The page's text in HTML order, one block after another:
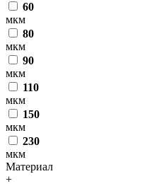
60
мкм
80
мкм
90
мкм
110
мкм
150
мкм
230
мкм
Материал
+